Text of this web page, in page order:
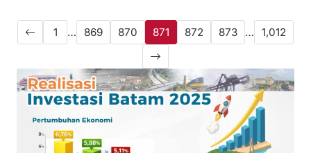
1 … 869 870 871 872 873 … 1,012